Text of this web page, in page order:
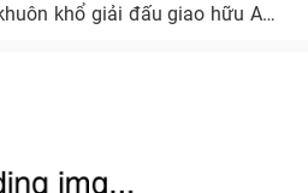
khổ giải đấu giao hữu AoE